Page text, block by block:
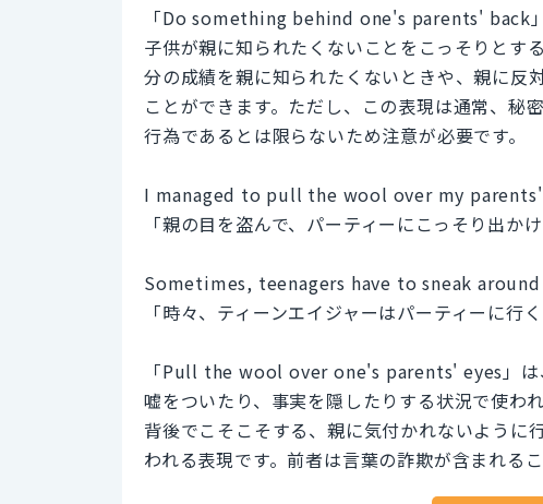
「Do something behind one's parents' back
子供が親に知られたくないことをこっそりとす
分の成績を親に知られたくないときや、親に反
ことができます。ただし、この表現は通常、秘
行為であるとは限らないため注意が必要です。
I managed to pull the wool over my
「親の目を盗んで、パーティーにこっそり出か
Sometimes, teenagers have to sneak
「時々、ティーンエイジャーはパーティーに行
「Pull the wool over one's parents' eyes」は
嘘をついたり、事実を隠したりする状況で使
背後でこそこそする、親に気付かれないように
われる表現です。前者は言葉の詐欺が含まれる